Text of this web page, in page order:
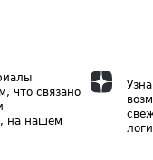
что связано
на нашем